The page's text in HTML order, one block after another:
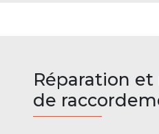
Réparation
de